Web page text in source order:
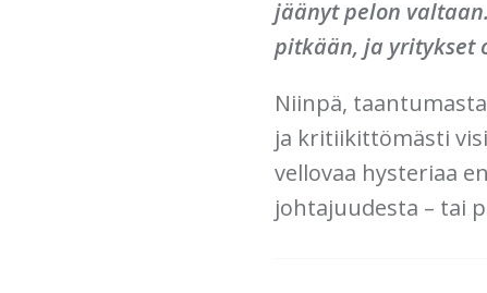
jäänyt pelon
pitkään, ja yritykset
Niinpä,
ja kritiikittömästi
vellovaa hysteriaa
johtajuudesta – tai